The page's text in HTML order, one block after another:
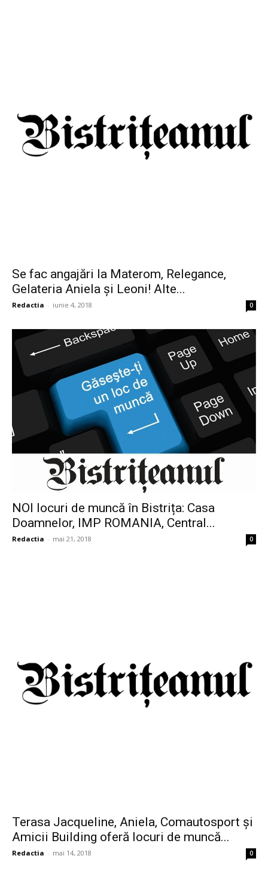
Se fac angajări la Materom, Relegance,
Gelateria Aniela și Leoni! Alte...
Redactia - iunie 4, 2018 0
NOI locuri de muncă în Bistrița: Casa
Doamnelor, IMP ROMANIA, Central...
Redactia - mai 21, 2018 0
Terasa Jacqueline, Aniela, Comautosport și
Amicii Building oferă locuri de muncă...
Redactia - mai 14, 2018 0